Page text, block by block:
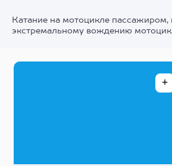
Катание на мотоцикле
экстремальному вождению